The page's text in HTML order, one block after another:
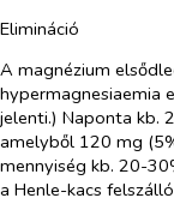
Elimináció
A magnézium
hypermagnesiaemia
jelenti.) Naponta kb.
amelyből 120 mg
mennyiség kb. 20-
a Henle-kacs